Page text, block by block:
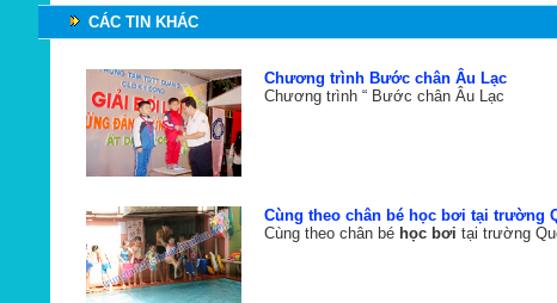
CÁC TIN KHÁC
Chương trình Bước chân Âu Lạc
Chương trình “ Bước chân Âu Lạc
Cùng theo chân bé học bơi tại trường
Cùng theo chân bé học bơi tại trường